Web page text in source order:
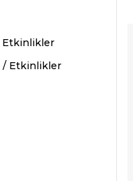
Etkinlikler
/ Etkinlikler